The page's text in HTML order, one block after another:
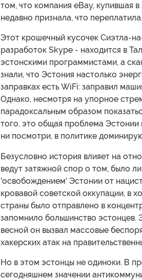
том, что компания eBay, купившая
недавно признала, что переплатила.
Этот крошечный кусочек Сиэтла-
разработок Skype - находится в
эстонскими программистами, а
знали, что Эстония настолько
заправках есть WiFi: заправил
Однако, несмотря на упорное
парадоксальным образом
того, это общая проблема Эстонии
ни посмотри, в политике
Безусловно история влияет на
ведут затяжной спор о том, было
'освобождением' Эстонии от
кровавой советской оккупации, в
страны было отправлено в
запомнило большинство эстонцев.
весной он вызвал массовые
хакерских атак на
Но в этом эстонцы не одиноки. В
сегодняшнем значении